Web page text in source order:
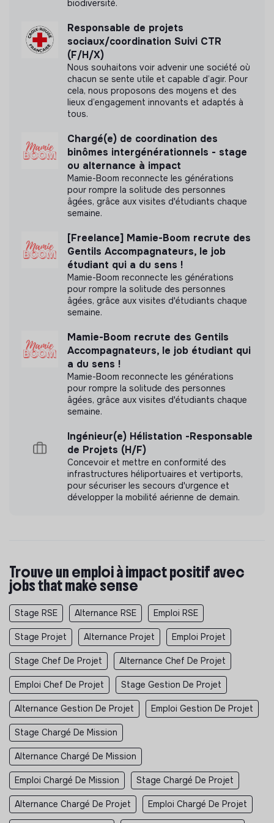
- Assurer la valorisation des projets et de l’impact de la
mobilité sur les bénéficiaires
➢ Créer, développer et animer un réseau d’acteurs
associatifs et institutionnels au niveau local et
international
- Représenter l’association dans les instances
territoriales selon une stratégie définie par la direction
- Animer, fédérer et développer des relations avec les
acteurs institutionnels et opérationnels au niveau local
et international
- Constituer et animer un réseau de partenaires
européens et internationaux adaptés au projet
associatif et aux bénéficiaires
- Gérer et animer des programmes de formations
➢ Participer aux projets, à la mise en place et à la
gestion des outils de suivi des actions
- Créer et préparer les outils pédagogiques et
- Gérer l’intermédiation et le tutorat des volontaires/
des stagiaires
- Mettre en place et suivre les outils de suivi des
projets et des accompagnements permettant la
réalisation des bilans et de leur archivage.
- Gérer et réaliser les bilans qualitatifs et quantitatifs
des différents projets et leur archivage
- Contribuer et participer au montage de dossiers de
subvention ou appel à projets (locaux ou
internationaux)
- Contribuer et participer à la mise en place des projets
bonne réalisation
➢ Participer à l’animation et à la valorisation du
projet associatif
- Proposer et animer des temps collectifs dédiés à la
restitution des projets de mobilités des jeunes sur le
territoire
- Créer du lien avec les partenaires et les évènements
du territoire
- S’assurer de la valorisation des témoignages et des
projets de l’association à travers divers outils de
communication (réseaux sociaux, presse, site internet,
…).
- Créer, animer et valoriser des outils numériques
(padlet, ….)
- Promouvoir le projet associatif sur le territoire
biodiversité.
Responsable de projets
sociaux/coordination Suivi CTR
(F/H/X)
Nous souhaitons voir advenir une société où
chacun se sente utile et capable d’agir. Pour
cela, nous proposons des moyens et des
lieux d’engagement innovants et adaptés à
tous.
Chargé(e) de coordination des
binômes intergénérationnels - stage
ou alternance à impact
Mamie-Boom reconnecte les générations
pour rompre la solitude des personnes
âgées, grâce aux visites d'étudiants chaque
semaine.
[Freelance] Mamie-Boom recrute des
Gentils Accompagnateurs, le job
étudiant qui a du sens !
Mamie-Boom reconnecte les générations
pour rompre la solitude des personnes
âgées, grâce aux visites d'étudiants chaque
semaine.
Mamie-Boom recrute des Gentils
Accompagnateurs, le job étudiant qui
a du sens !
Mamie-Boom reconnecte les générations
pour rompre la solitude des personnes
âgées, grâce aux visites d'étudiants chaque
semaine.
Ingénieur(e) Hélistation -Responsable
de Projets (H/F)
Concevoir et mettre en conformité des
infrastructures héliportuaires et vertiports,
pour sécuriser les secours d'urgence et
développer la mobilité aérienne de demain.
Trouve un emploi à impact positif avec
jobs that make sense
Stage RSE Alternance RSE Emploi RSE
Stage Projet Alternance Projet Emploi Projet
Stage Chef De Projet Alternance Chef De Projet
Emploi Chef De Projet Stage Gestion De Projet
Alternance Gestion De Projet Emploi Gestion De Projet
Stage Chargé De Mission
Alternance Chargé De Mission
Emploi Chargé De Mission Stage Chargé De Projet
Alternance Chargé De Projet Emploi Chargé De Projet